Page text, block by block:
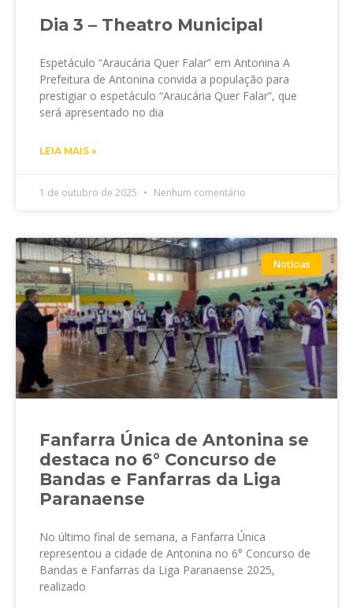
Dia 3 – Theatro Municipal
Espetáculo “Araucária Quer Falar” em Antonina A
Prefeitura de Antonina convida a população para
prestigiar o espetáculo “Araucária Quer Falar”, que
será apresentado no dia
LEIA MAIS »
1 de outubro de 2025 Nenhum comentário
Notícias
Fanfarra Única de Antonina se
destaca no 6° Concurso de
Bandas e Fanfarras da Liga
Paranaense
No último final de semana, a Fanfarra Única
representou a cidade de Antonina no 6° Concurso de
Bandas e Fanfarras da Liga Paranaense 2025,
realizado